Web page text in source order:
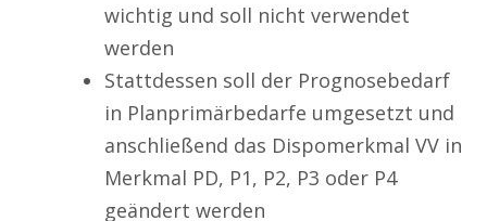
wichtig und soll nicht verwendet
werden
Stattdessen soll der Prognosebedarf
in Planprimärbedarfe umgesetzt und
anschließend das Dispomerkmal VV in
Merkmal PD, P1, P2, P3 oder P4
geändert werden